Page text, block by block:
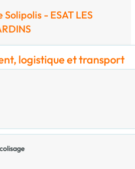
- ESAT LES
logistique et transport